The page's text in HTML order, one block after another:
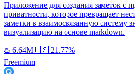
Приложение для создания заметок с
приватности, которое превращает
заметки в взаимосвязанную систему
визуализацию на основе markdown.
♨️ 6.64M🇺🇸 21.77%
Freemium